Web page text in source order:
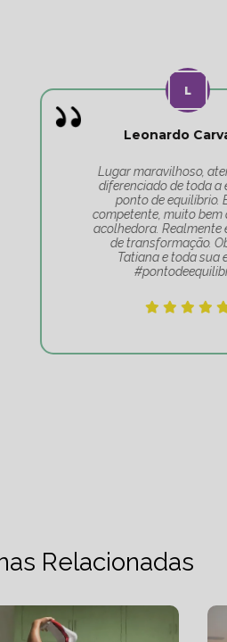
Leonardo Carvalho
Lugar maravilhoso, atendimento
diferenciado de toda a equipe do
ponto de equilíbrio. Equipe
competente, muito bem alinhada e
acolhedora. Realmente é um lugar
de transformação. Obrigado
Tatiana e toda sua equipe
#pontodeequilibrio.
Relacionadas